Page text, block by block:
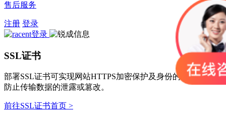
售后服务
注册 登录
SSL证书
部署SSL证书可实现网站HTTPS加密保护及身份的可信认证，
防止传输数据的泄露或篡改。
前往SSL证书首页 >